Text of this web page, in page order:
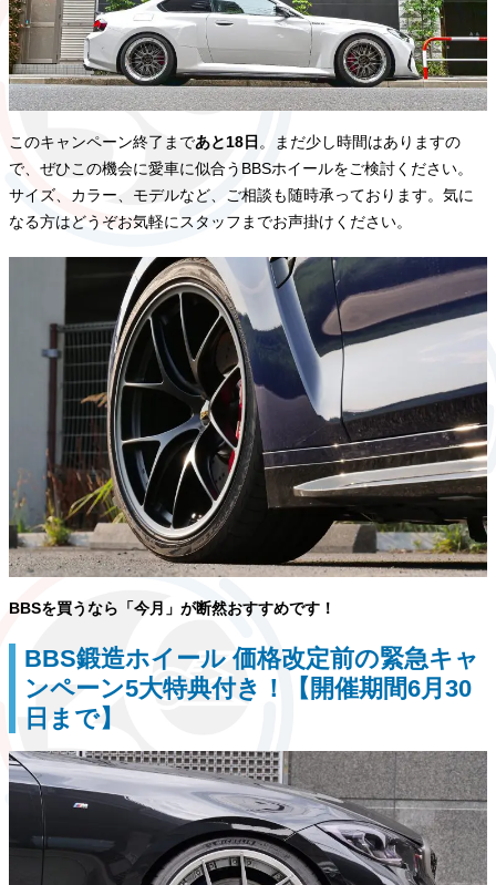
このキャンペーン終了まであと18日 。まだ少し時間はありますの
で、ぜひこの機会に愛車に似合うBBSホイールをご検討ください。
サイズ、カラー、モデルなど、ご相談も随時承っております。気に
なる方はどうぞお気軽にスタッフまでお声掛けください。
BBSを買うなら「今月」が断然おすすめです！
BBS鍛造ホイール 価格改定前の緊急キャ
ンペーン5大特典付き！【開催期間6月30
日まで】